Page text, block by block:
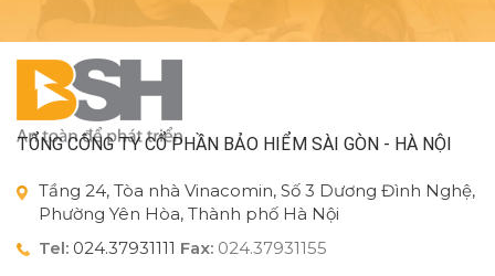
TỔNG CÔNG TY CỔ PHẦN BẢO HIỂM SÀI GÒN - HÀ NỘI
Tầng 24, Tòa nhà Vinacomin, Số 3 Dương Đình Nghệ,
Phường Yên Hòa, Thành phố Hà Nội
Tel: 024.37931111 Fax: 024.37931155